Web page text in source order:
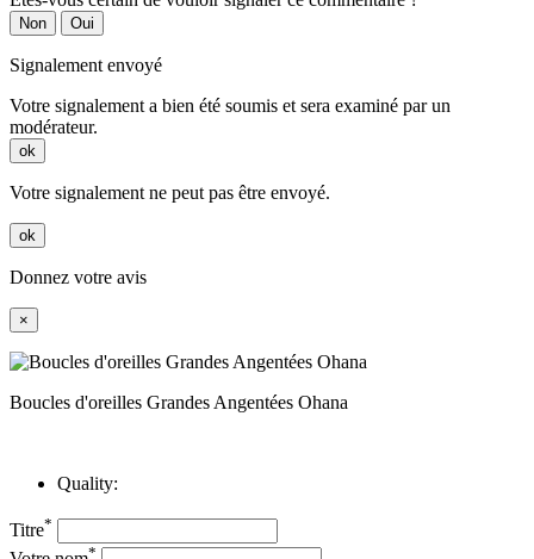
Non Oui
Signalement envoyé
Votre signalement a bien été soumis et sera examiné par un
modérateur.
ok
Votre signalement ne peut pas être envoyé.
ok
Donnez votre avis
×
Boucles d'oreilles Grandes Angentées Ohana
Quality:
Titre*
*